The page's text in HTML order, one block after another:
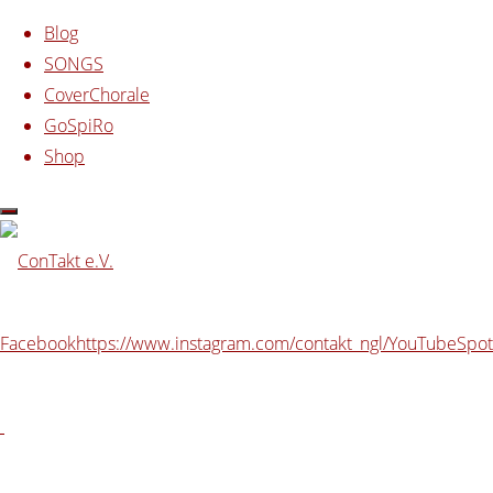
Zum Inhalt springen
Blog
SONGS
CoverChorale
GoSpiRo
Shop
Facebookhttps://www.instagram.com/contakt_ngl/YouTube
StartBeiträge verschlagwortet mit "Gommern"
Schlagwort:
Gommern